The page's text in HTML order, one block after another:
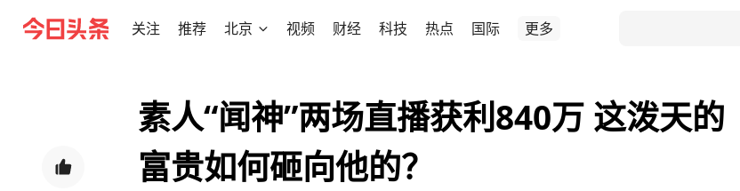
关注 推荐 北京 视频 财经 科技 热点 国际 更多
素人“闻神”两场直播获利840万 这泼天的
富贵如何砸向他的？